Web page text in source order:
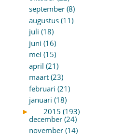
september (8)
augustus (11)
juli (18)
juni (16)
mei (15)
april (21)
maart (23)
februari (21)
januari (18)
►
2015 (193)
december (24)
november (14)